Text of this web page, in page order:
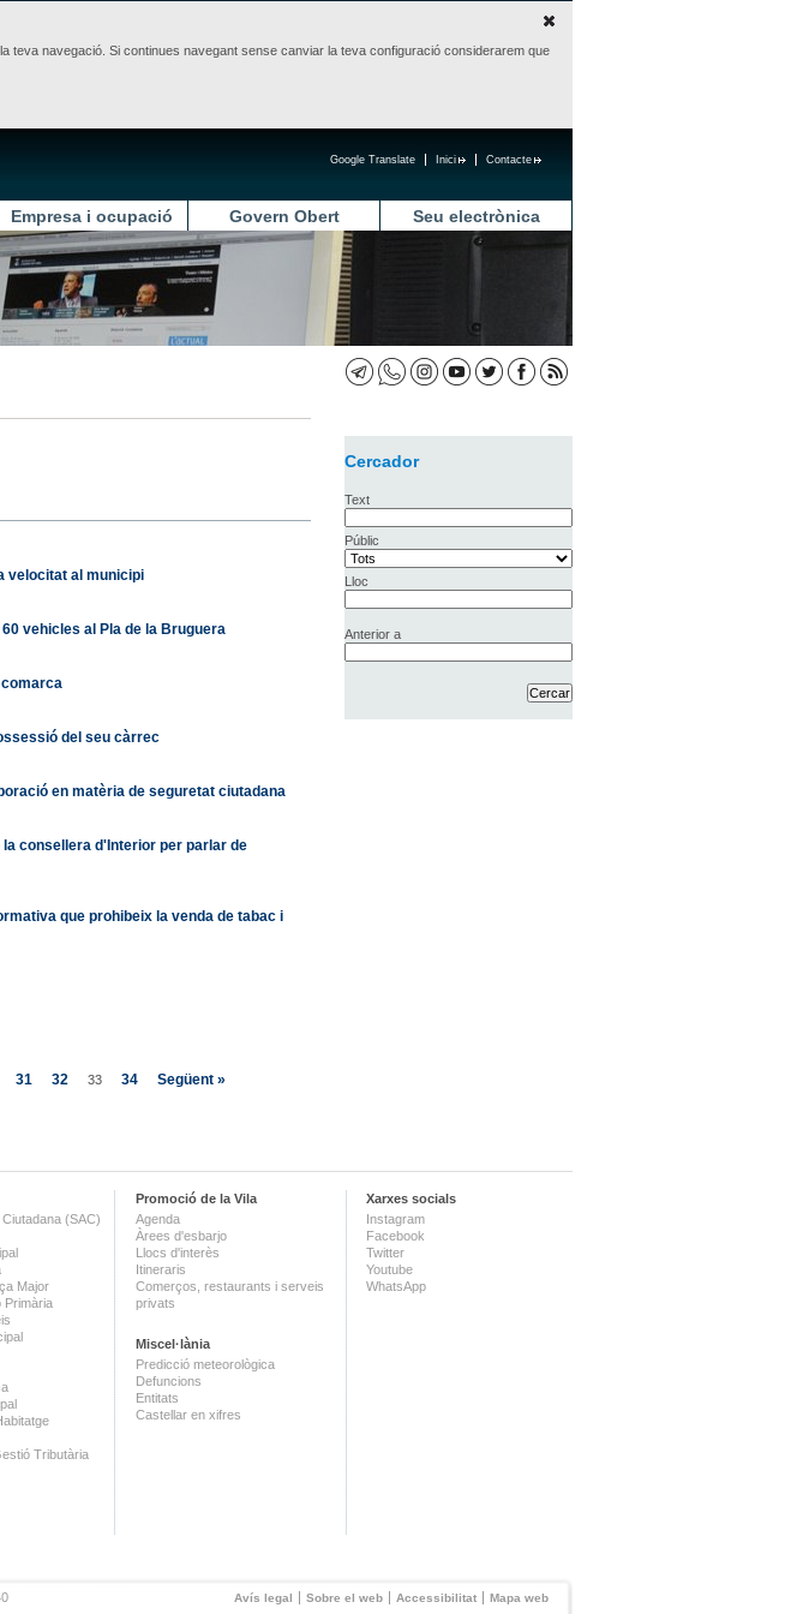
navegació. Si continues navegant sense canviar la teva configuració considerarem que
Contacte
Inici
Google Translate
Empresa i ocupació Govern Obert Seu electrònica
velocitat al municipi
vehicles al Pla de la Bruguera
del seu càrrec
en matèria de seguretat ciutadana
consellera d'Interior per parlar de
que prohibeix la venda de tabac i
31 32 33 34 Següent »
Cercador
Text
Públic
Lloc
Anterior a
(SAC)
Major
Primària
Tributària
Promoció de la Vila
Agenda
Àrees d'esbarjo
Llocs d'interès
Itineraris
Comerços, restaurants i serveis
privats
Miscel·lània
Predicció meteorològica
Defuncions
Entitats
Castellar en xifres
Xarxes socials
Instagram
Facebook
Twitter
Youtube
WhatsApp
Avís legal Sobre el web Accessibilitat Mapa web